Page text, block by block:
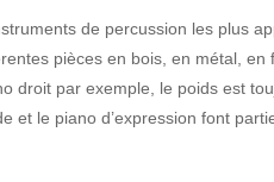
de percussion les plus
pièces en bois, en métal,
droit par exemple, le poids est
et le piano d’expression font